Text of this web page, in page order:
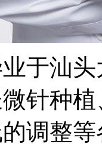
于汕
针种
调整